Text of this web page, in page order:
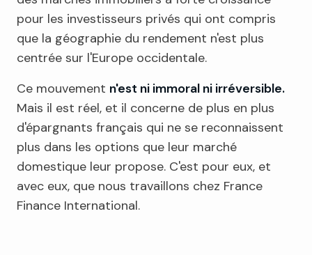
pour les investisseurs privés qui ont compris
que la géographie du rendement n'est plus
centrée sur l'Europe occidentale.
Ce mouvement n'est ni immoral ni irréversible.
Mais il est réel, et il concerne de plus en plus
d'épargnants français qui ne se reconnaissent
plus dans les options que leur marché
domestique leur propose. C'est pour eux, et
avec eux, que nous travaillons chez France
Finance International.